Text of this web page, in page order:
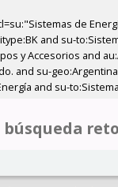
de
and su-
y Accesorios and
and su-
and su-
búsqueda